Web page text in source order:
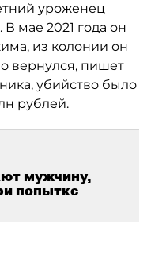
уроженец
мае 2021 года он
из колонии он
вернулся, пишет
убийство было
рублей.
мужчину,
попытке